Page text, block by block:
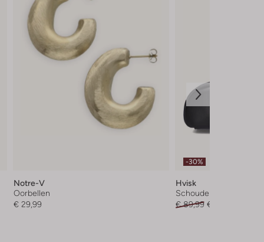
Notre-V
Oorbellen
€ 29,99
-30%
Hvisk
Schoudertas
€ 89,99 € 62,99